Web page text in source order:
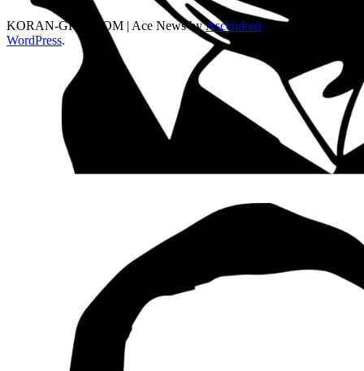
KORAN-GRIB.COM | Ace News byAscendoor| Powered by
WordPress.